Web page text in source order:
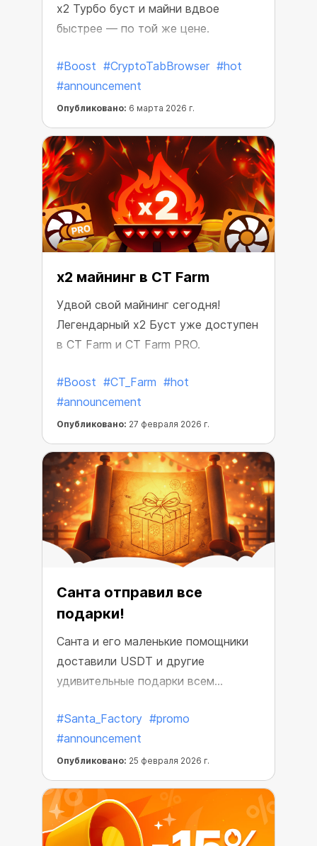
x2 Турбо буст и майни вдвое
быстрее — по той же цене.
#Boost #CryptoTabBrowser #hot
#announcement
Опубликовано: 6 марта 2026 г.
x2 майнинг в CT Farm
Удвой свой майнинг сегодня!
Легендарный x2 Буст уже доступен
в CT Farm и CT Farm PRO.
#Boost #CT_Farm #hot
#announcement
Опубликовано: 27 февраля 2026 г.
Санта отправил все
подарки!
Санта и его маленькие помощники
доставили USDT и другие
удивительные подарки всем
#Santa_Factory #promo
#announcement
Опубликовано: 25 февраля 2026 г.